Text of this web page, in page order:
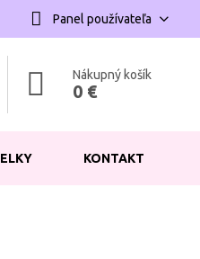
Panel používateľa
Nákupný košík
0 €
KONTAKT